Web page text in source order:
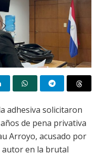
adhesiva solicitaron
de pena privativa
Arroyo, acusado por
en la brutal